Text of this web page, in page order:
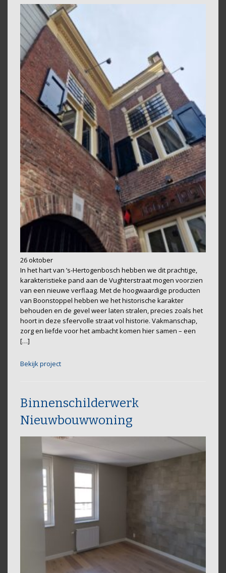
26 oktober
In het hart van ’s-Hertogenbosch hebben we dit prachtige,
karakteristieke pand aan de Vughterstraat mogen voorzien
van een nieuwe verflaag. Met de hoogwaardige producten
van Boonstoppel hebben we het historische karakter
behouden en de gevel weer laten stralen, precies zoals het
hoort in deze sfeervolle straat vol historie. Vakmanschap,
zorg en liefde voor het ambacht komen hier samen – een
[…]
Bekijk project
Binnenschilderwerk
Nieuwbouwwoning